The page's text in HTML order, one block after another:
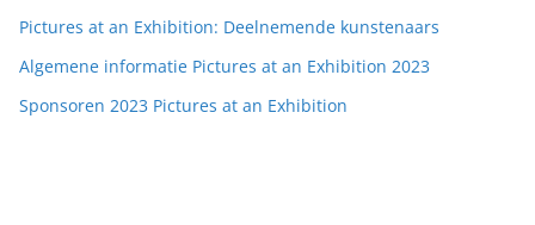
Pictures at an Exhibition: Deelnemende kunstenaars
Algemene informatie Pictures at an Exhibition 2023
Sponsoren 2023 Pictures at an Exhibition